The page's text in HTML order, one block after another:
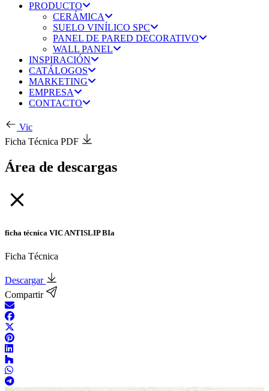
PRODUCTO
CERÁMICA
SUELO VINÍLICO SPC
PANEL DE PARED DECORATIVO
WALL PANEL
INSPIRACIÓN
CATÁLOGOS
MARKETING
EMPRESA
CONTACTO
Vic
Ficha Técnica PDF
Área de descargas
ficha técnica VIC ANTISLIP BIa
Ficha Técnica
Descargar
Compartir